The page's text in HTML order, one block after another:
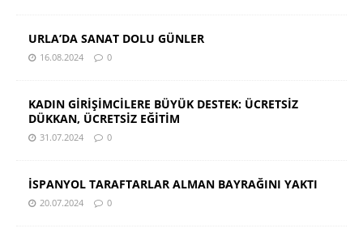
URLA’DA SANAT DOLU GÜNLER
16.08.2024 0
KADIN GİRİŞİMCİLERE BÜYÜK DESTEK: ÜCRETSİZ
DÜKKAN, ÜCRETSİZ EĞİTİM
31.07.2024 0
İSPANYOL TARAFTARLAR ALMAN BAYRAĞINI YAKTI
20.07.2024 0